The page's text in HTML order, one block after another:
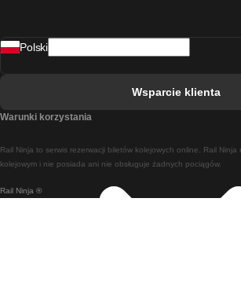
Pociąg Madryt - Lizbona
Pociąg Madryt - Barcelona
Rail Ninja ®
Rail Ninja to serwis rezerwacji biletów kolejowych online. Rail Ninja
kolejowym i nie posiada ani nie obsługuje żadnych pociągów.
Polski
Wsparcie klienta
Warunki korzystania